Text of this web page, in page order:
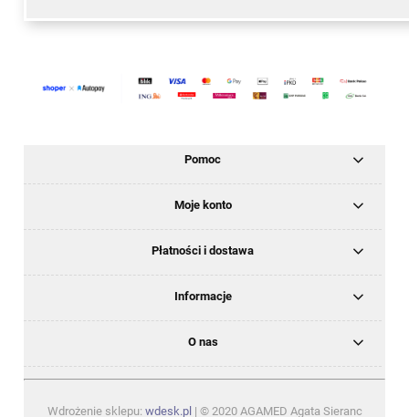
Pomoc
Moje konto
Płatności i dostawa
Informacje
O nas
Wdrożenie sklepu: wdesk.pl| © 2020 AGAMED Agata Sieranc